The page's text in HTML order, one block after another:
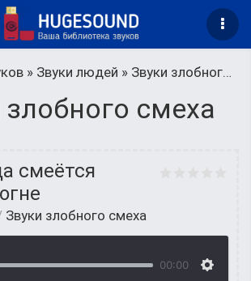
» Звуки людей » Звуки злобного смеха
злобного смеха
смеётся
Звуки злобного смеха
00:00